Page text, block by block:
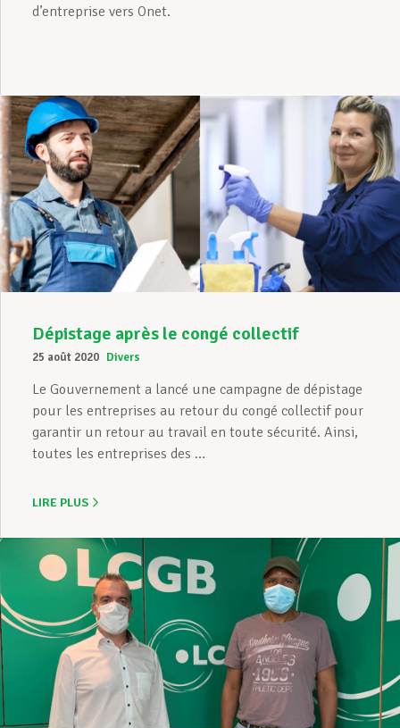
d’entreprise vers Onet.
Dépistage après le congé collectif
25 août 2020 Divers
Le Gouvernement a lancé une campagne de dépistage
pour les entreprises au retour du congé collectif pour
garantir un retour au travail en toute sécurité. Ainsi,
toutes les entreprises des ...
LIRE PLUS